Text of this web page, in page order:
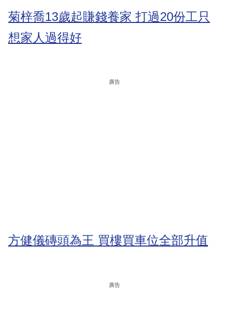
菊梓喬13歲起賺錢養家 打過20份工只
想家人過得好
廣告
方健儀磚頭為王 買樓買車位全部升值
廣告